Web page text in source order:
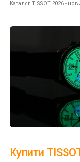
Каталог TISSOT 2026 -
Купити